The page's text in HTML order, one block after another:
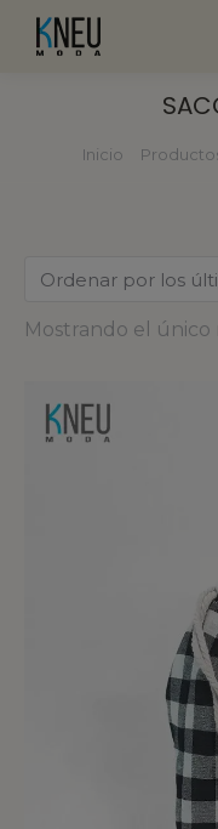
Estás aquí:
Inicio
Mostrando el